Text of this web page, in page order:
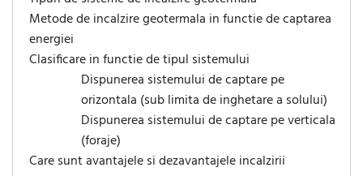
Metode de incalzire geotermala in functie de captarea
energiei
Clasificare in functie de tipul sistemului
Dispunerea sistemului de captare pe
orizontala (sub limita de inghetare a solului)
Dispunerea sistemului de captare pe verticala
(foraje)
Care sunt avantajele si dezavantajele incalzirii